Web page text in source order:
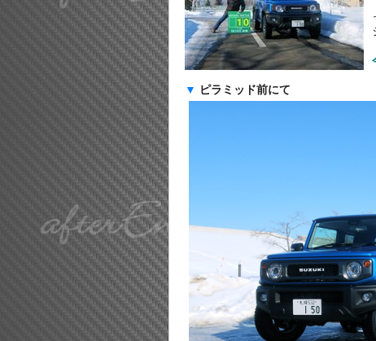
▼ ピラミッド前にて